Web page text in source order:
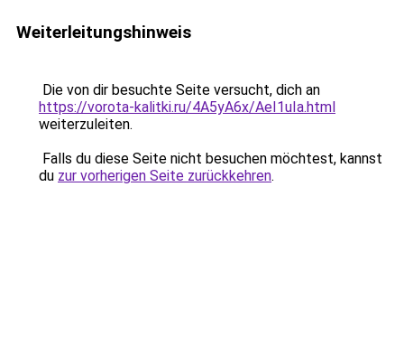
Weiterleitungshinweis
Die von dir besuchte Seite versucht, dich an
https://vorota-kalitki.ru/4A5yA6x/AeI1uIa.html
weiterzuleiten.
Falls du diese Seite nicht besuchen möchtest, kannst
du zur vorherigen Seite zurückkehren.